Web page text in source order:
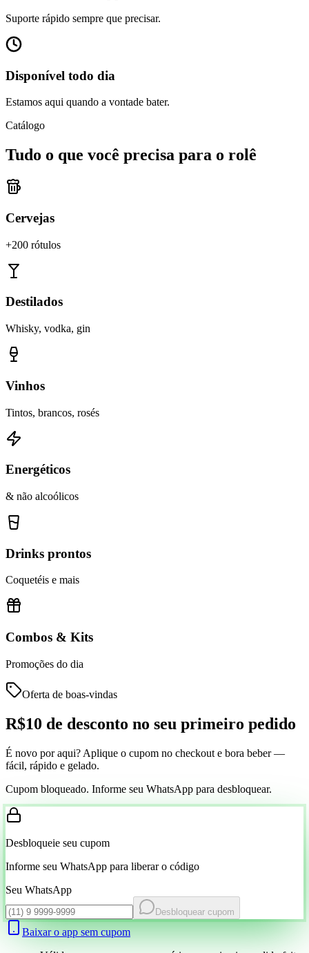
Suporte rápido sempre que precisar.
Disponível todo dia
Estamos aqui quando a vontade bater.
Catálogo
Tudo o que você precisa para o rolê
Cervejas
+200 rótulos
Destilados
Whisky, vodka, gin
Vinhos
Tintos, brancos, rosés
Energéticos
& não alcoólicos
Drinks prontos
Coquetéis e mais
Combos & Kits
Promoções do dia
Oferta de boas-vindas
R$10 de desconto no seu primeiro pedido
É novo por aqui? Aplique o cupom no checkout e bora beber —
fácil, rápido e gelado.
Cupom bloqueado. Informe seu WhatsApp para desbloquear.
Desbloqueie seu cupom
Informe seu WhatsApp para liberar o código
Seu WhatsApp
Desbloquear cupom
Baixar o app sem cupom